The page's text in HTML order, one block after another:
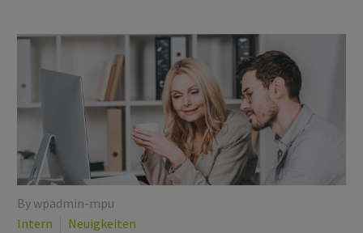
By wpadmin-mpu
Intern
Neuigkeiten